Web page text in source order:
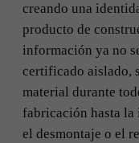
creando una
producto de
información ya no
certificado aislado,
material durante
fabricación hasta
el desmontaje o el